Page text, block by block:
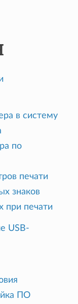
в систему
по
печати
знаков
при печати
USB-
ПО